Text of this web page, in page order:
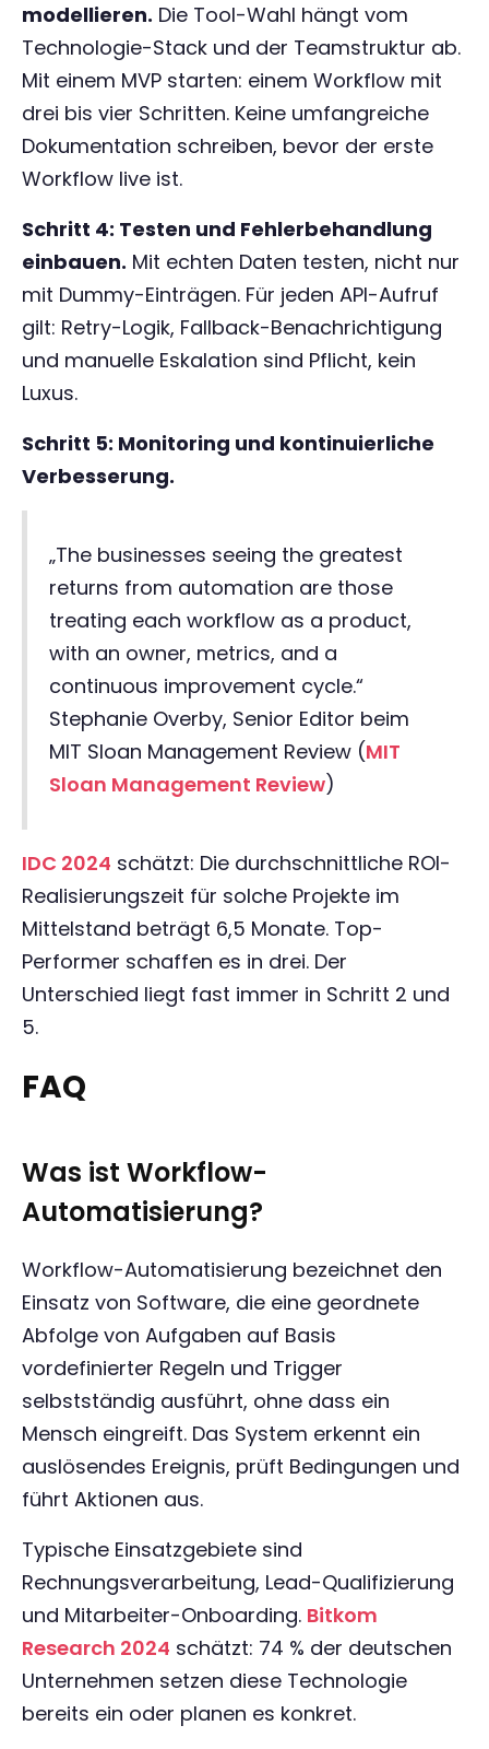
modellieren. Die Tool-Wahl hängt vom
Technologie-Stack und der Teamstruktur ab.
Mit einem MVP starten: einem Workflow mit
drei bis vier Schritten. Keine umfangreiche
Dokumentation schreiben, bevor der erste
Workflow live ist.
Schritt 4: Testen und Fehlerbehandlung
einbauen. Mit echten Daten testen, nicht nur
mit Dummy-Einträgen. Für jeden API-Aufruf
gilt: Retry-Logik, Fallback-Benachrichtigung
und manuelle Eskalation sind Pflicht, kein
Luxus.
Schritt 5: Monitoring und kontinuierliche
Verbesserung.
„The businesses seeing the greatest
returns from automation are those
treating each workflow as a product,
with an owner, metrics, and a
continuous improvement cycle.“
Stephanie Overby, Senior Editor beim
MIT Sloan Management Review (MIT
Sloan Management Review)
IDC 2024 schätzt: Die durchschnittliche ROI-
Realisierungszeit für solche Projekte im
Mittelstand beträgt 6,5 Monate. Top-
Performer schaffen es in drei. Der
Unterschied liegt fast immer in Schritt 2 und
5.
FAQ
Was ist Workflow-
Automatisierung?
Workflow-Automatisierung bezeichnet den
Einsatz von Software, die eine geordnete
Abfolge von Aufgaben auf Basis
vordefinierter Regeln und Trigger
selbstständig ausführt, ohne dass ein
Mensch eingreift. Das System erkennt ein
auslösendes Ereignis, prüft Bedingungen und
führt Aktionen aus.
Typische Einsatzgebiete sind
Rechnungsverarbeitung, Lead-Qualifizierung
und Mitarbeiter-Onboarding. Bitkom
Research 2024 schätzt: 74 % der deutschen
Unternehmen setzen diese Technologie
bereits ein oder planen es konkret.